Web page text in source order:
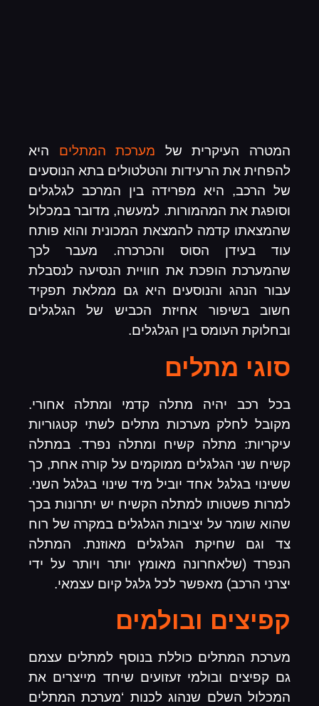
המטרה העיקרית של מערכת המתלים היא
להפחית את הרעידות והטלטולים בתא הנוסעים
של הרכב, היא מפרידה בין המרכב לגלגלים
וסופגת את המהמורות. למעשה, מדובר במכלול
שהמצאתו קדמה להמצאת המכונית והוא פותח
עוד בעידן הסוס והכרכרה. מעבר לכך
שהמערכת הופכת את חוויית הנסיעה לנסבלת
עבור הנהג והנוסעים היא גם ממלאת תפקיד
חשוב בשיפור אחיזת הכביש של הגלגלים
ובחלוקת העומס בין הגלגלים.
סוגי מתלים
בכל רכב יהיה מתלה קדמי ומתלה אחורי.
מקובל לחלק מערכות מתלים לשתי קטגוריות
עיקריות: מתלה קשיח ומתלה נפרד. במתלה
קשיח שני הגלגלים ממוקמים על קורה אחת, כך
ששינוי בגלגל אחד יוביל מיד שינוי בגלגל השני.
למרות פשטותו למתלה הקשיח יש יתרונות בכך
שהוא שומר על יציבות הגלגלים במקרה של רוח
צד וגם שחיקת הגלגלים מאוזנת. המתלה
הנפרד (שלאחרונה מאומץ יותר ויותר על ידי
יצרני הרכב) מאפשר לכל גלגל קיום עצמאי.
קפיצים ובולמים
מערכת המתלים כוללת בנוסף למתלים עצמם
גם קפיצים ובולמי זעזועים שיחד מייצרים את
המכלול השלם שנהוג לכנות ‘מערכת המתלים